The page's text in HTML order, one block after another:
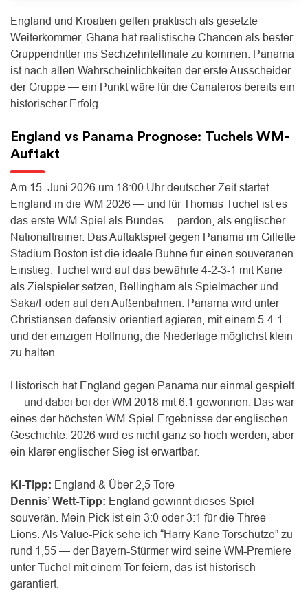
England und Kroatien gelten praktisch als gesetzte
Weiterkommer, Ghana hat realistische Chancen als bester
Gruppendritter ins Sechzehntelfinale zu kommen. Panama
ist nach allen Wahrscheinlichkeiten der erste Ausscheider
der Gruppe — ein Punkt wäre für die Canaleros bereits ein
historischer Erfolg.
England vs Panama Prognose: Tuchels WM-
Auftakt
Am 15. Juni 2026 um 18:00 Uhr deutscher Zeit startet
England in die WM 2026 — und für Thomas Tuchel ist es
das erste WM-Spiel als Bundes… pardon, als englischer
Nationaltrainer. Das Auftaktspiel gegen Panama im Gillette
Stadium Boston ist die ideale Bühne für einen souveränen
Einstieg. Tuchel wird auf das bewährte 4-2-3-1 mit Kane
als Zielspieler setzen, Bellingham als Spielmacher und
Saka/Foden auf den Außenbahnen. Panama wird unter
Christiansen defensiv-orientiert agieren, mit einem 5-4-1
und der einzigen Hoffnung, die Niederlage möglichst klein
zu halten.
Historisch hat England gegen Panama nur einmal gespielt
— und dabei bei der WM 2018 mit 6:1 gewonnen. Das war
eines der höchsten WM-Spiel-Ergebnisse der englischen
Geschichte. 2026 wird es nicht ganz so hoch werden, aber
ein klarer englischer Sieg ist erwartbar.
KI-Tipp: England & Über 2,5 Tore
Dennis’ Wett-Tipp: England gewinnt dieses Spiel
souverän. Mein Pick ist ein 3:0 oder 3:1 für die Three
Lions. Als Value-Pick sehe ich “Harry Kane Torschütze” zu
rund 1,55 — der Bayern-Stürmer wird seine WM-Premiere
unter Tuchel mit einem Tor feiern, das ist historisch
garantiert.